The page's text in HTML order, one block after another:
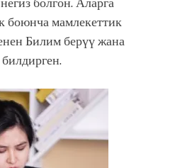
боюнча мамлекеттик
Билим берүү жана